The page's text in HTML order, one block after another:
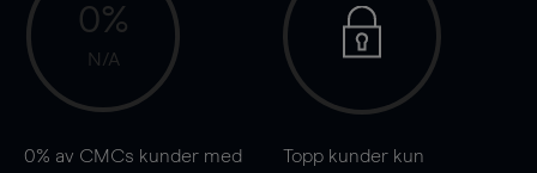
0%
N/A
0% av CMCs kunder med
Topp kunder kun